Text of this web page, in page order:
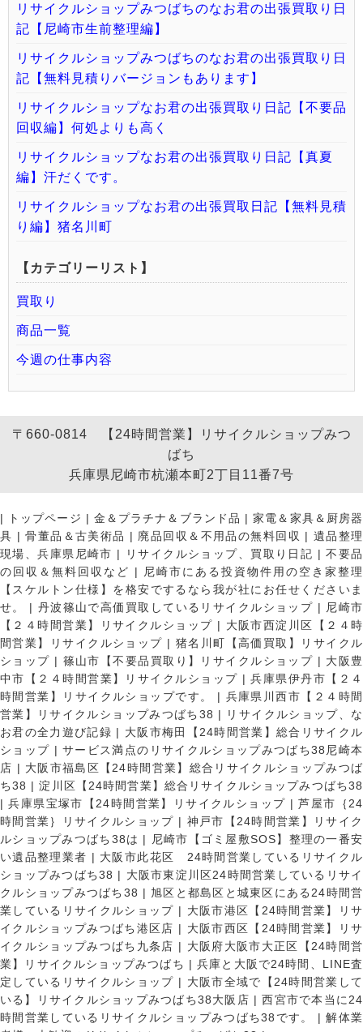
リサイクルショップみつばちのなお君の出張買取り日
記【尼崎市生前整理編】
リサイクルショップみつばちのなお君の出張買取り日
記【無料見積りバージョンもあります】
リサイクルショップなお君の出張買取り日記【不要品
回収編】何処よりも高く
リサイクルショップなお君の出張買取り日記【真夏
編】汗だくです。
リサイクルショップなお君の出張買取日記【無料見積
り編】猪名川町
【カテゴリーリスト】
買取り
商品一覧
今週の仕事内容
〒660-0814 【24時間営業】リサイクルショップみつ
ばち
兵庫県尼崎市杭瀬本町2丁目11番7号
| トップページ | 金＆プラチナ＆ブランド品 |家電＆家具＆厨房器
具 |骨董品＆古美術品 | 廃品回収＆不用品の無料回収 | 遺品整理
現場、兵庫県尼崎市 | リサイクルショップ、買取り日記 |不要品
の回収＆無料回収など |
尼崎市にある投資物件用の空き家整理
【スケルトン仕様】を格安でするなら我が社にお任せくださいま
せ。
| 丹波篠山で高価買取しているリサイクルショップ | 尼崎市
【２４時間営業】リサイクルショップ | 大阪市西淀川区【２４時
間営業】リサイクルショップ | 猪名川町【高価買取】リサイクル
ショップ | 篠山市【不要品買取り】リサイクルショップ | 大阪豊
中市【２４時間営業】リサイクルショップ |兵庫県伊丹市【２４
時間営業】リサイクルショップです。
| 兵庫県川西市【２４時間
営業】リサイクルショップみつばち38 |
リサイクルショップ、な
お君の全力遊び記録 | 大阪市梅田【24時間営業】総合リサイクル
ショップ |サービス満点のリサイクルショップみつばち38尼崎本
店 | 大阪市福島区【24時間営業】総合リサイクルショップみつば
ち38 |淀川区【24時間営業】総合リサイクルショップみつばち38
|兵庫県宝塚市【24時間営業】リサイクルショップ |芦屋市｛24
時間営業｝リサイクルショップ | 神戸市【24時間営業】リサイク
ルショップみつばち38は |
尼崎市【ゴミ屋敷SOS】整理の一番安
い遺品整理業者 | 大阪市此花区 24時間営業しているリサイクル
ショップみつばち38 | 大阪市東淀川区24時間営業しているリサイ
クルショップみつばち38 | 旭区と都島区と城東区にある24時間営
業しているリサイクルショップ | 大阪市港区【24時間営業】リサ
イクルショップみつばち港区店 | 大阪市西区【24時間営業】リサ
イクルショップみつばち九条店 | 大阪府大阪市大正区【24時間営
業】リサイクルショップみつばち |兵庫と大阪で24時間、LINE査
定しているリサイクルショップ | 大阪市全域で【24時間営業して
いる】リサイクルショップみつばち38大阪店 |西宮市で本当に24
時間営業しているリサイクルショップみつばち38です。
|解体業